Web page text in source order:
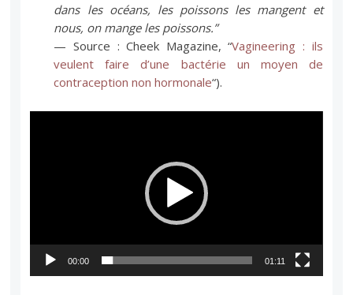
dans les océans, les poissons les mangent et
nous, on mange les poissons.”
— Source : Cheek Magazine, “Vagineering : ils
veulent faire d’une bactérie un moyen de
contraception non hormonale“).
00:00 01:11